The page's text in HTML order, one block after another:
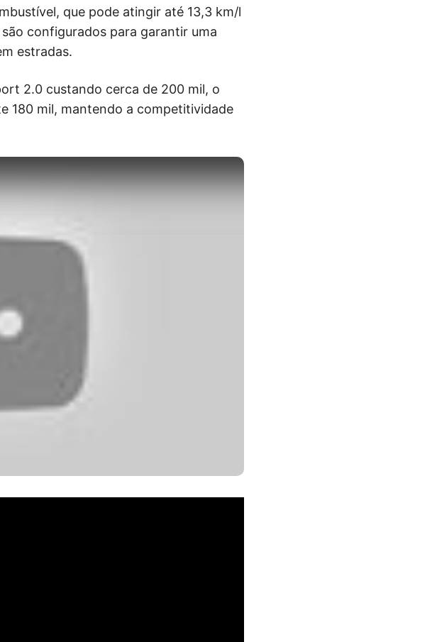
que pode atingir até 13,3 km/l
configurados para garantir uma
estradas.
2.0 custando cerca de 200 mil, o
180 mil, mantendo a competitividade